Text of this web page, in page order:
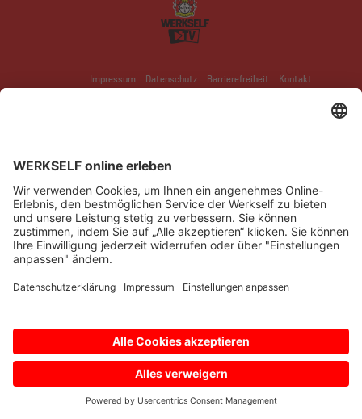
Impressum Datenschutz Barrierefreiheit Kontakt